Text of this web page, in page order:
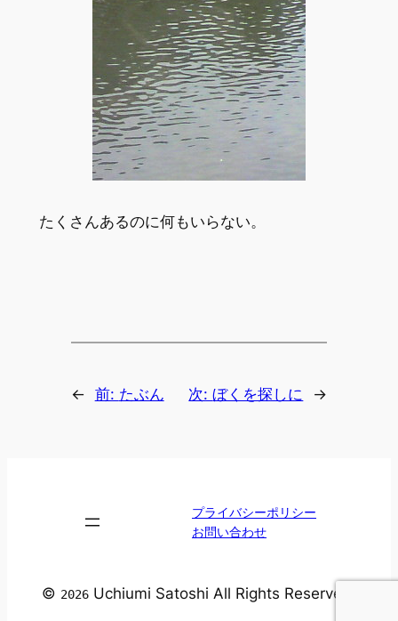
たくさんあるのに何もいらない。
← 前: たぶん 次:ぼくを探しに →
プライバシーポリシー
お問い合わせ
© 2026 Uchiumi Satoshi All Rights Reserved.